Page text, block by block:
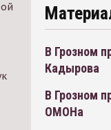
В Грозном
Кадырова
В Грозном
ОМОНа